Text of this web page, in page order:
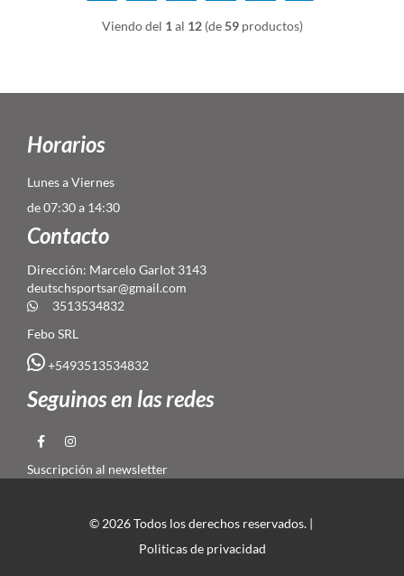
Viendo del 1 al 12(de59productos)
Horarios
Lunes a Viernes
de 07:30 a 14:30
Contacto
Dirección: Marcelo Garlot 3143
deutschsportsar@gmail.com
3513534832
Febo SRL
+5493513534832
Seguinos en las redes
Suscripción al newsletter
© 2026 Todos los derechos reservados. |
Politicas de privacidad